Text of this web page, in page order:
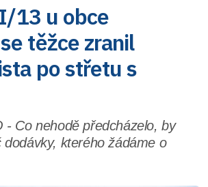
13 u obce
těžce zranil
po střetu s
- Co nehodě předcházelo, by
dodávky, kterého žádáme o